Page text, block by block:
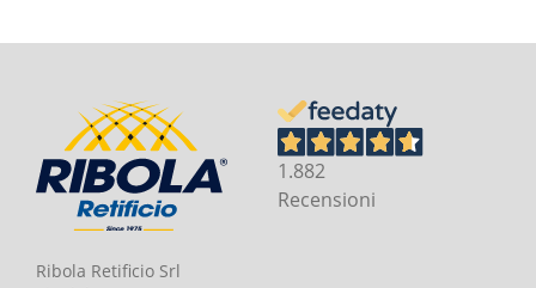
Ribola Retificio Srl
1.882
Recensioni